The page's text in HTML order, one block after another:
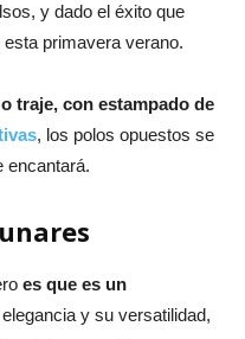
y dado el éxito que
primavera verano.
traje, con estampado de
, los polos opuestos se
encantará.
es que es un
y su versatilidad,